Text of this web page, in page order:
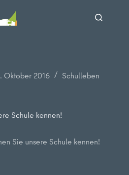
Oktober 2016 Schulleben
Schule kennen!
Sie unsere Schule kennen!